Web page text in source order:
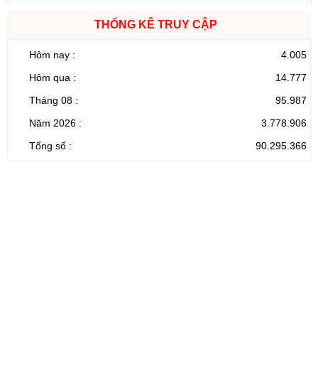
THỐNG KÊ TRUY CẬP
Hôm nay :
4.005
Hôm qua :
14.777
Tháng 08 :
95.987
Năm 2026 :
3.778.906
Tổng số :
90.295.366